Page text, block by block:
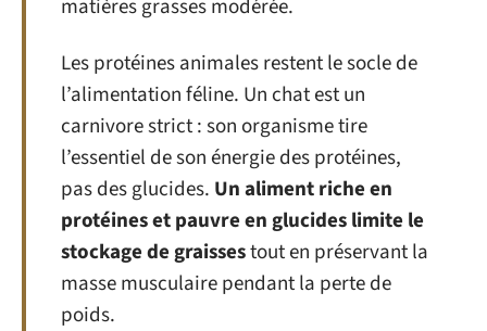
matières grasses modérée.
Les protéines animales restent le socle de
l’alimentation féline. Un chat est un
carnivore strict : son organisme tire
l’essentiel de son énergie des protéines,
pas des glucides. Un aliment riche en
protéines et pauvre en glucides limite le
stockage de graissestout en préservant la
masse musculaire pendant la perte de
poids.